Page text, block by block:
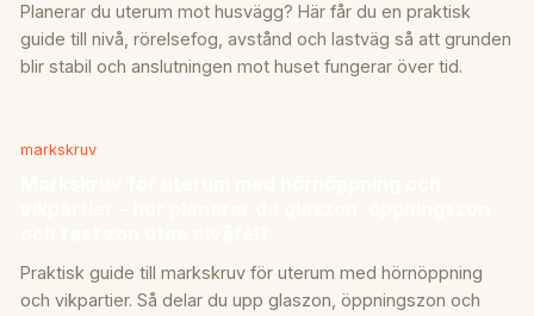
Planerar du uterum mot husvägg? Här får du en praktisk
guide till nivå, rörelsefog, avstånd och lastväg så att grunden
blir stabil och anslutningen mot huset fungerar över tid.
markskruv
Praktisk guide till markskruv för uterum med hörnöppning
och vikpartier. Så delar du upp glaszon, öppningszon och